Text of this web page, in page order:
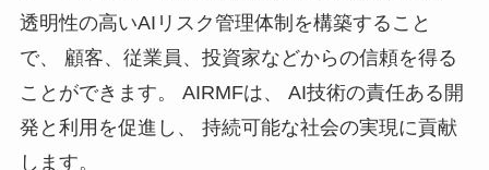
透明性の高いAIリスク管理体制を構築すること
で、 顧客、従業員、投資家などからの信頼を得る
ことができます。 AIRMFは、 AI技術の責任ある開
発と利用を促進し、 持続可能な社会の実現に貢献
します。